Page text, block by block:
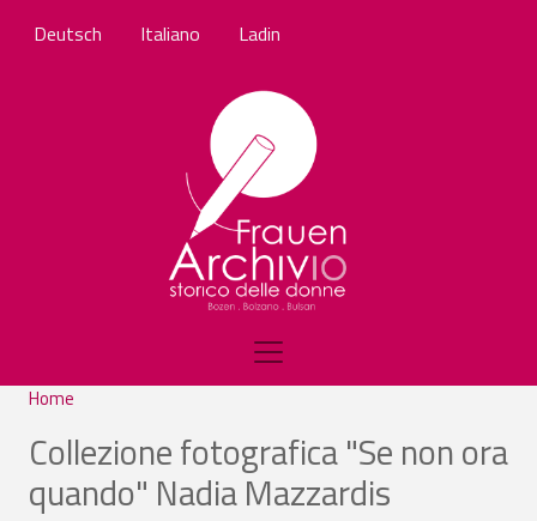
Deutsch Italiano Ladin
Home
Collezione fotografica "Se non ora
quando" Nadia Mazzardis